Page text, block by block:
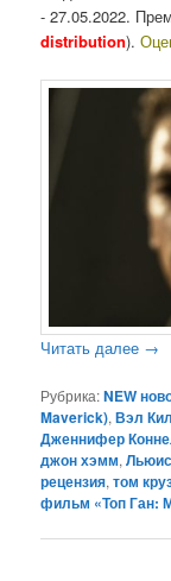
- 27.05.2022.
distribution).
Читать далее →
Рубрика:NEW
Maverick),Вэл
Дженнифер
джон хэмм,
рецензия,том
фильм «Топ Ган: